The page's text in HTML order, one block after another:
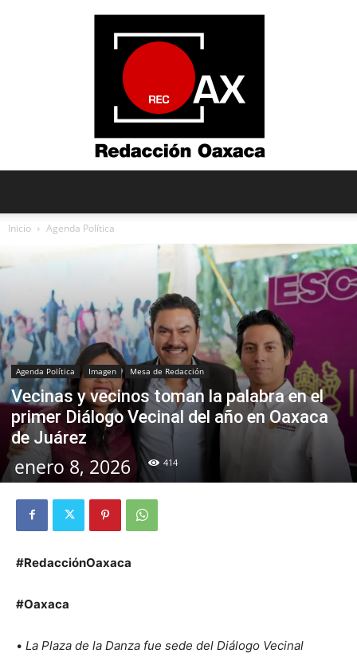
Oaxaca
Inicio Agenda Política
Agenda Política Imagen Mesa de Redacción
Vecinas y vecinos toman la palabra en el
primer Diálogo Vecinal del año en Oaxaca
de Juárez
enero 8, 2026 414
#RedacciónOaxaca
#Oaxaca
• La Plaza de la Danza fue sede del Diálogo Vecinal